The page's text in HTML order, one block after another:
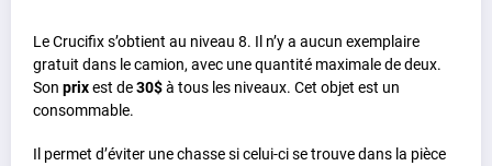
Le Crucifix s’obtient au niveau 8. Il n’y a aucun exemplaire
gratuit dans le camion, avec une quantité maximale de deux.
Son prixest de30$à tous les niveaux. Cet objet est un
consommable.
Il permet d’éviter une chasse si celui-ci se trouve dans la pièce